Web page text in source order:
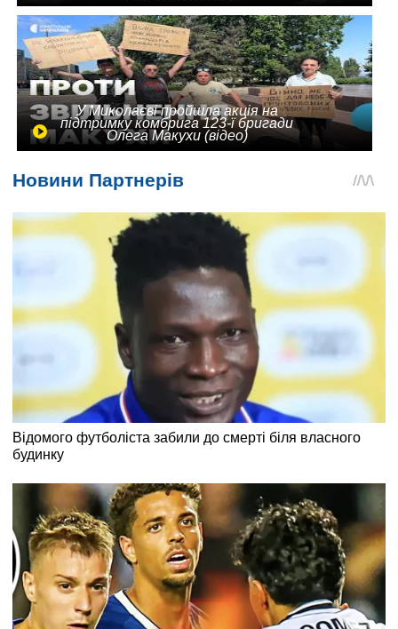
У Миколаєві пройшла акція на
підтримку комбрига 123-ї бригади
Олега Макухи (відео)